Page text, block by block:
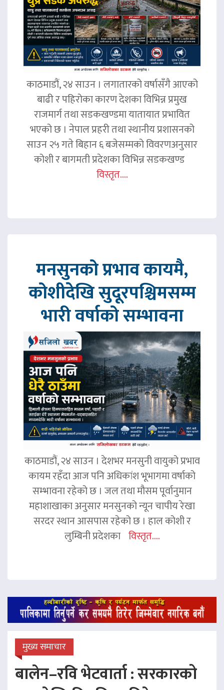
काठमाडौं, २४ साउन । लगातारको वर्षासँगै आएको
बाढी र पहिरोका कारण देशका विभिन्न प्रमुख
राजमार्ग तथा सडकखण्डमा यातायात प्रभावित
भएको छ । नेपाल प्रहरी तथा स्थानीय प्रशासनको
साउन २५ गते बिहान ६ बजेसम्मको विवरणअनुसार
कोशी र बागमती प्रदेशका विभिन्न सडकखण्ड
विस्तृत....
मनसुनको प्रभाव कायमै,
कोशीदेखि सुदूरपश्चिमसम्म
भारी वर्षाको सम्भावना
काठमाडौं, २४ साउन । देशभर मनसुनी वायुको प्रभाव
कायम रहँदा आज पनि अधिकांश भूभागमा वर्षाको
सम्भावना रहेको छ । जल तथा मौसम पूर्वानुमान
महाशाखाका अनुसार मनसुनको न्यून चापीय रेखा
सरदर स्थान आसपास रहेको छ । हाल कोशी र
लुम्बिनी प्रदेशका विस्तृत....
मुख्य समाचार
बालेन–रवि भेटवार्ता : सरकारको